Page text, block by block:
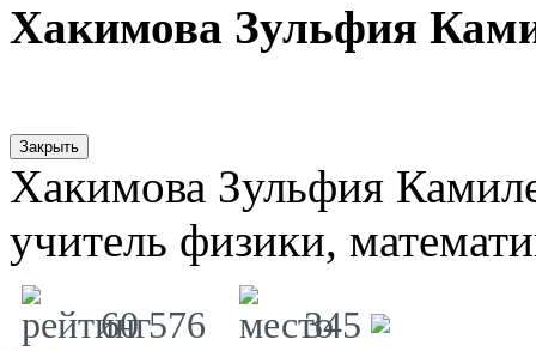
Хакимова Зульфия
Закрыть
Хакимова Зульфия
учитель физики,
60 576 345